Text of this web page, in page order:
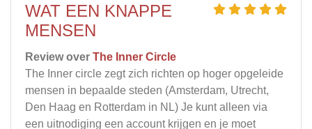
WAT EEN KNAPPE
MENSEN
Review over The Inner Circle
The Inner circle zegt zich richten op hoger opgeleide
mensen in bepaalde steden (Amsterdam, Utrecht,
Den Haag en Rotterdam in NL) Je kunt alleen via
een uitnodiging een account krijgen en je moet